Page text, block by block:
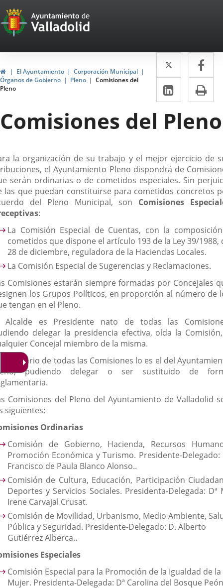
Portal
Web
del
Ayuntamiento
de
Valladolid
InicioEl Ayuntamiento
Corporación Municipal
Órganos de Gobierno
Pleno
Comisiones del
Pleno
Twitter
Enlace
a
una
externa.
a
LinkedIn
Enlace
a
una
externa.
Comisiones del Pleno
la organización de su trabajo y el mejor ejercicio de
el Ayuntamiento Pleno dispondrá de
serán ordinarias o de cometidos especiales. Sin
las que puedan constituirse para cometidos concretos
del Pleno Municipal, son Comisiones
:
La Comisión Especial de Cuentas, con la
cometidos que dispone el artículo 193 de la Ley 39/1988,
28 de diciembre, reguladora de la Haciendas Locales.
La Comisión Especial de Sugerencias y Reclamaciones.
Comisiones estarán siempre formadas por Concejales
los Grupos Políticos, en proporción al número de
tengan en el Pleno.
Alcalde es Presidente nato de todas las
delegar la presidencia efectiva, oída la
Concejal miembro de la misma.
Secretario de todas las Comisiones lo es el del
pudiendo delegar o ser sustituido de
Comisiones del Pleno del Ayuntamiento de Valladolid
siguientes:
Ordinarias
Comisión de Gobierno, Hacienda, Recursos
Promoción Económica y Turismo. Presidente-Delegado:
Francisco de Paula Blanco Alonso..
Comisión de Cultura, Educación, Participación
Deportes y Servicios Sociales. Presidenta-Delegada: Dª
Irene Carvajal Crusat.
Comisión de Movilidad, Urbanismo, Medio Ambiente,
Pública y Seguridad. Presidente-Delegado: D. Alberto
Gutiérrez Alberca..
Especiales
Comisión Especial para la Promoción de la Igualdad de la
Mujer. Presidenta-Delegada: Dª Carolina del Bosque